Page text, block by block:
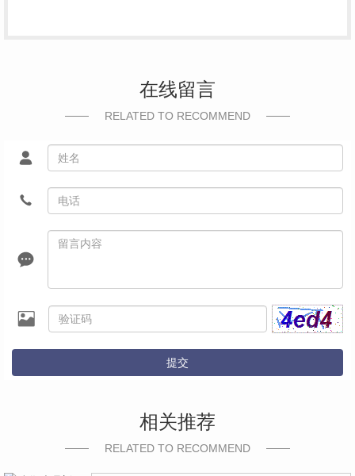
在线留言
RELATED TO RECOMMEND
提交
相关推荐
RELATED TO RECOMMEND